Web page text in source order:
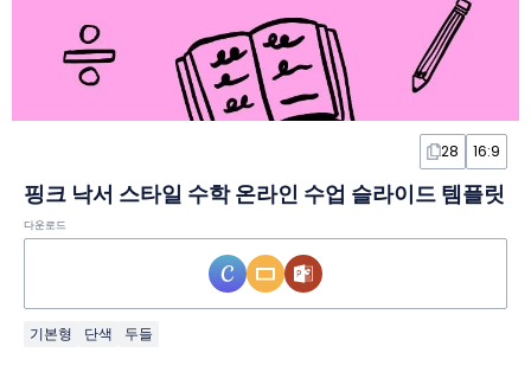
28 16:9
핑크 낙서 스타일 수학 온라인 수업 슬라이드 템플릿
다운로드
기본형 단색 두들